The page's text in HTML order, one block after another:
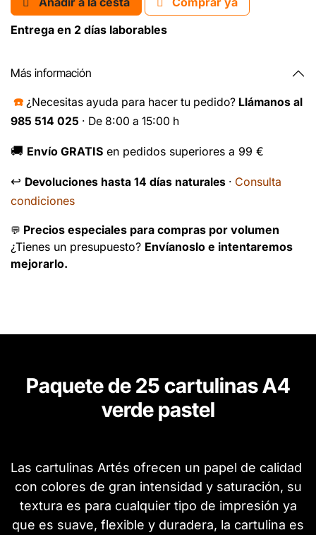
Entrega en 2 días laborables
Más información
☎️ ¿Necesitas ayuda para hacer tu pedido? Llámanos al
985 514 025 · De 8:00 a 15:00 h
🚚 Envío GRATIS en pedidos superiores a 99 €
↩️ Devoluciones hasta 14 días naturales · Consulta
condiciones
💬 Precios especiales para compras por volumen
¿Tienes un presupuesto? Envíanoslo e intentaremos
mejorarlo.
Paquete de 25 cartulinas A4
verde pastel
Las cartulinas Artés ofrecen un papel de calidad
con colores de gran intensidad y saturación, su
textura es para cualquier tipo de impresión ya
que es suave, flexible y duradera, la cartulina es